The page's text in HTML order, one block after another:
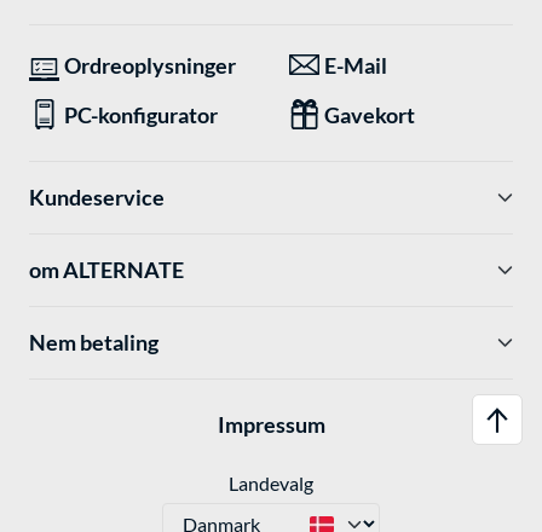
Ordreoplysninger
E-Mail
PC-konfigurator
Gavekort
Kundeservice
om ALTERNATE
Nem betaling
Impressum
Landevalg